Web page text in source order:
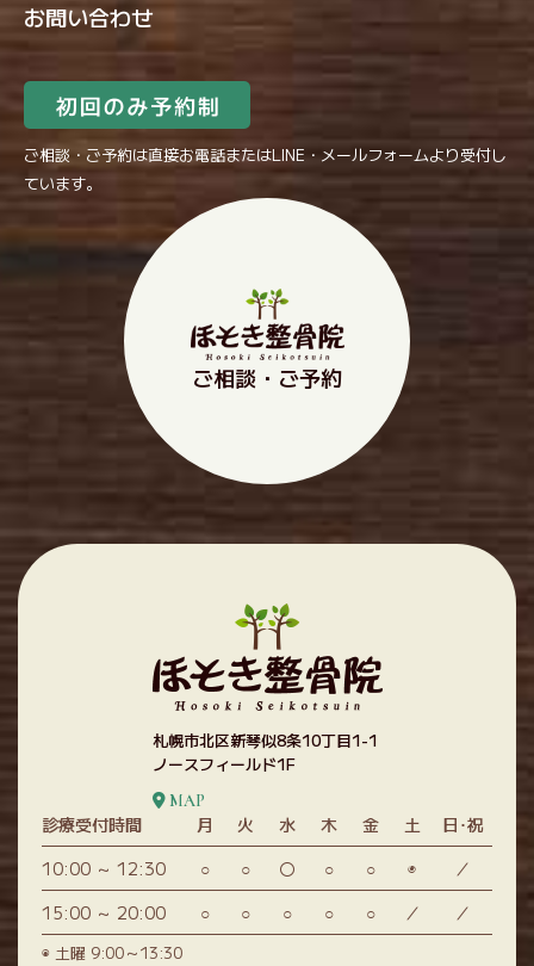
お問い合わせ
ご相談・ご予約は直接お電話またはLINE・メールフォームより受付し
ています。
ご相談・ご予約
札幌市北区新琴似8条10丁目1-1
ノースフィールド1F
MAP
診療受付時間 月 火 水 木 金 土
日･祝
10:00 ～ 12:30
○ ○ 〇 ○ ○ ◉
／
15:00 ～ 20:00
○ ○ ○ ○ ○ ／ ／
◉ 土曜 9:00～13:30